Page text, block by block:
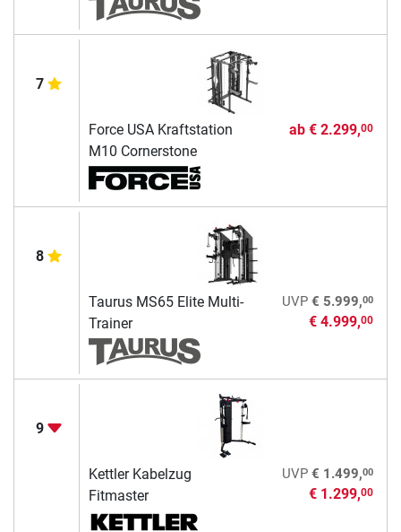
7
Force USA Kraftstation
M10 Cornerstone
ab € 2.299,00
8
Taurus MS65 Elite Multi-
Trainer
UVP € 5.999,00
€ 4.999,00
9
Kettler Kabelzug
Fitmaster
UVP € 1.499,00
€ 1.299,00